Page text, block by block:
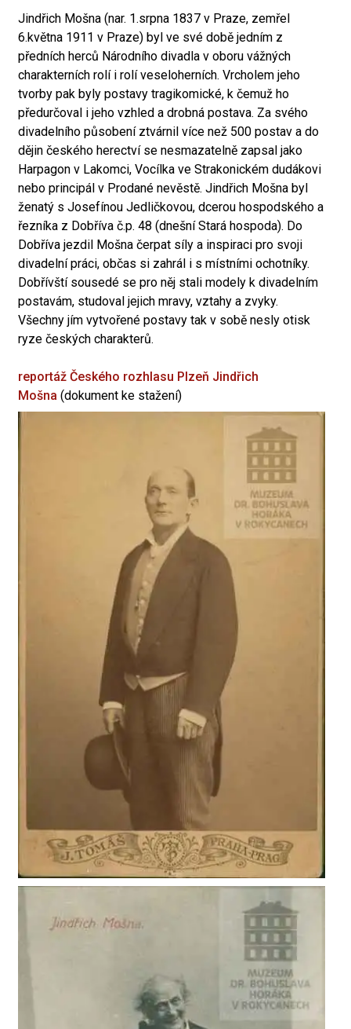
Jindřich Mošna (nar. 1.srpna 1837 v Praze, zemřel
6.května 1911 v Praze) byl ve své době jedním z
předních herců Národního divadla v oboru vážných
charakterních rolí i rolí veseloherních. Vrcholem jeho
tvorby pak byly postavy tragikomické, k čemuž ho
předurčoval i jeho vzhled a drobná postava. Za svého
divadelního působení ztvárnil více než 500 postav a do
dějin českého herectví se nesmazatelně zapsal jako
Harpagon v Lakomci, Vocílka ve Strakonickém dudákovi
nebo principál v Prodané nevěstě. Jindřich Mošna byl
ženatý s Josefínou Jedličkovou, dcerou hospodského a
řezníka z Dobříva č.p. 48 (dnešní Stará hospoda). Do
Dobříva jezdil Mošna čerpat síly a inspiraci pro svoji
divadelní práci, občas si zahrál i s místními ochotníky.
Dobřívští sousedé se pro něj stali modely k divadelním
postavám, studoval jejich mravy, vztahy a zvyky.
Všechny jím vytvořené postavy tak v sobě nesly otisk
ryze českých charakterů.
reportáž Českého rozhlasu Plzeň Jindřich
Mošna (dokument ke stažení)